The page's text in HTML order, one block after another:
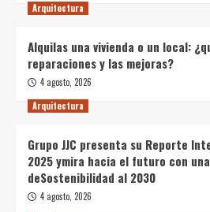
Arquitectura
Alquilas una vivienda o un local:
reparaciones y las mejoras?
4 agosto, 2026
Arquitectura
Grupo JJC presenta su Reporte
2025 ymira hacia el futuro con
deSostenibilidad al 2030
4 agosto, 2026